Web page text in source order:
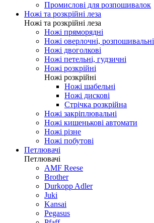
Промислові для розпошивалок
Ножі та розкрійні леза
Ножі та розкрійні леза
Ножі пряморядні
Ножі оверлочні, розпошивальні
Ножі двоголкові
Ножі петельні, гудзичні
Ножі розкрійні
Ножі розкрійні
Ножі шабельні
Ножі дискові
Стрічка розкрійна
Ножі закріплювальні
Ножі кишенькові автомати
Ножі різне
Ножі побутові
Петлювачі
Петлювачі
AMF Reese
Brother
Durkopp Adler
Juki
Kansai
Pegasus